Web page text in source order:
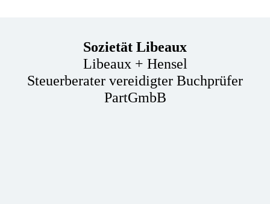
Sozietät Libeaux
Libeaux + Hensel
Steuerberater vereidigter Buchprüfer
PartGmbB